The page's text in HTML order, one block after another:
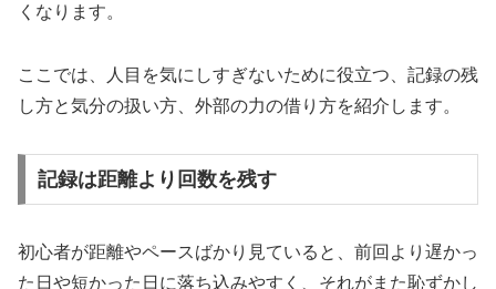
くなります。
ここでは、人目を気にしすぎないために役立つ、記録の残
し方と気分の扱い方、外部の力の借り方を紹介します。
記録は距離より回数を残す
初心者が距離やペースばかり見ていると、前回より遅かっ
た日や短かった日に落ち込みやすく、それがまた恥ずかし